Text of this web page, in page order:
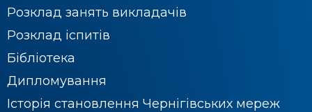
Розклад занять викладачів
Розклад іспитів
Бібліотека
Дипломування
Історія становлення Чернігівських мереж